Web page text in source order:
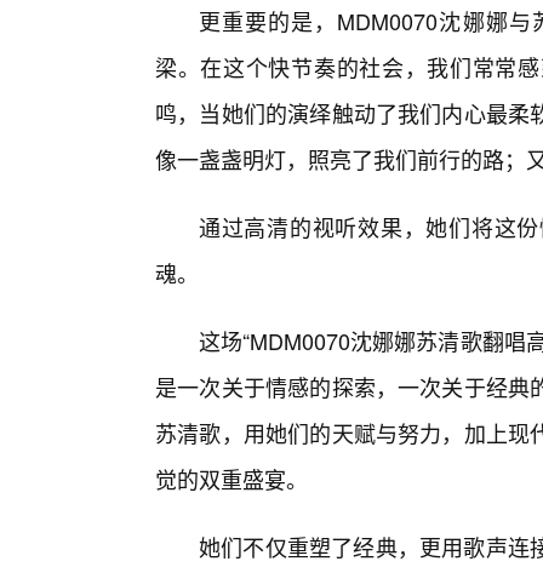
更重要的是，MDM0070沈娜娜
梁。在这个快节奏的社会，我们常常
鸣，当她们的演绎触动了我们内心最
像一盏盏明灯，照亮了我们前行的路；
通过高清的视听效果，她们将这
魂。
这场“MDM0070沈娜娜苏清歌翻唱
是一次关于情感的探索，一次关于经
苏清歌，用她们的天赋与努力，加上
觉的双重盛宴。
她们不仅重塑了经典，更用歌声连